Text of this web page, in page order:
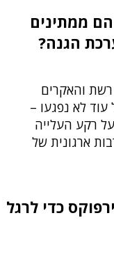
ממתינים
הגנה?
והאקרים
לא נפגעו –
רקע העלייה
ארגונית של
כדי לרגל